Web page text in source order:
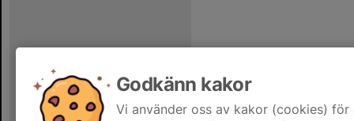
Godkänn kakor
Vi använder oss av kakor (cookies)